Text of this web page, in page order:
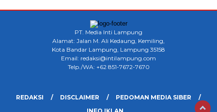
PT. Media Inti Lampung
Alamat: Jalan M. Ali Kedaung, Kemiling,
Kota Bandar Lampung, Lampung 35158
Email: redaksi@intilampung.com
Telp./WA: +62 851-7672-7670
REDAKSI DISCLAIMER
PEDOMAN MEDIA SIBER